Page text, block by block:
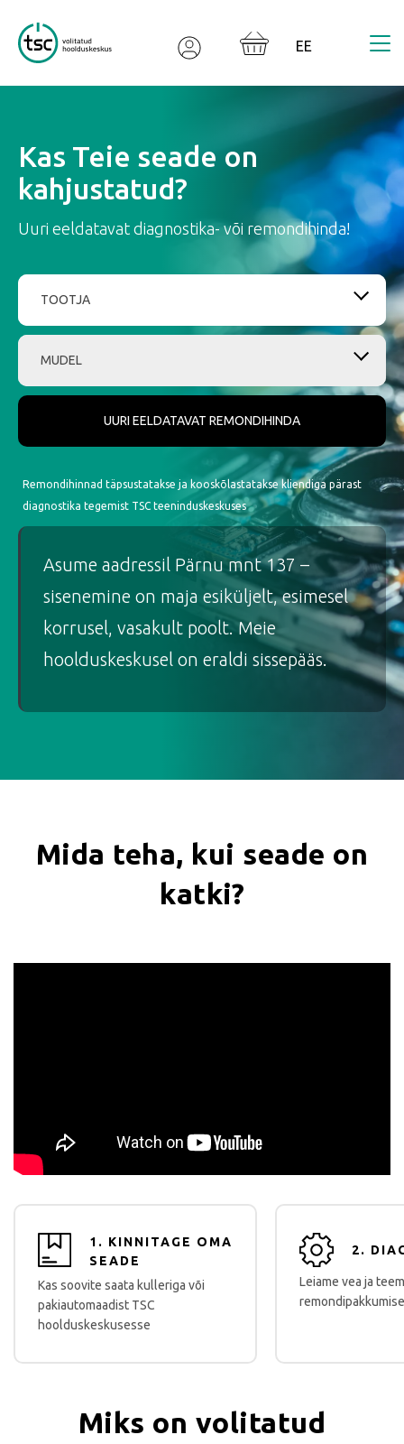
Kas Teie seade on
kahjustatud?
Uuri eeldatavat diagnostika- või remondihinda!
TOOTJA
MUDEL
UURI EELDATAVAT REMONDIHINDA
Remondihinnad täpsustatakse ja kooskõlastatakse kliendiga pärast
diagnostika tegemist TSC teeninduskeskuses
Asume aadressil Pärnu mnt 137 –
sisenemine on maja esiküljelt, esimesel
korrusel, vasakult poolt. Meie
hoolduskeskusel on eraldi sissepääs.
Mida teha, kui seade on
katki?
1. KINNITAGE OMA
SEADE
Kas soovite saata kulleriga või
pakiautomaadist TSC
hoolduskeskusesse
2.
Leiame vea ja
Miks on volitatud